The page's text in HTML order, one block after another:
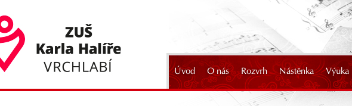
Úvod O nás Rozvrh Nástěnka Výuka